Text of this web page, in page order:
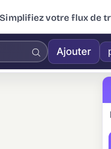
Simplifiez votre flux de
Ajouter